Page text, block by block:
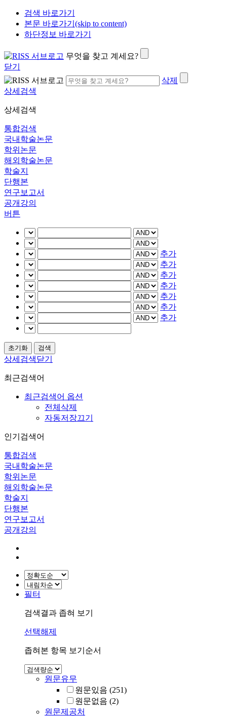
검색 바로가기
본문 바로가기(skip to content)
하단정보 바로가기
무엇을 찾고 계세요?
닫기
삭제
상세검색
상세검색
통합검색
국내학술논문
학위논문
해외학술논문
학술지
단행본
연구보고서
공개강의
버튼
추가
추가
추가
추가
추가
추가
추가
상세검색닫기
최근검색어
최근검색어 옵션
전체삭제
자동저장끄기
인기검색어
통합검색
국내학술논문
학위논문
해외학술논문
학술지
단행본
연구보고서
공개강의
필터
검색결과 좁혀 보기
선택해제
좁혀본 항목 보기순서
원문유무
원문있음 (251)
원문없음 (2)
원문제공처